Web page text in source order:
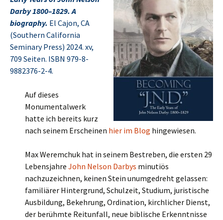
Darby 1800–1829. A
biography. El Cajon, CA
(Southern California
Seminary Press) 2024. xv,
709 Seiten. ISBN 979-8-
9882376-2-4.
Auf dieses
Monumentalwerk
hatte ich bereits kurz
nach seinem Erscheinen hier im Blog hingewiesen.
Max Weremchuk hat in seinem Bestreben, die ersten 29
Lebensjahre John Nelson Darbys minutiös
nachzuzeichnen, keinen Stein unumgedreht gelassen:
familiärer Hintergrund, Schulzeit, Studium, juristische
Ausbildung, Bekehrung, Ordination, kirchlicher Dienst,
der berühmte Reitunfall, neue biblische Erkenntnisse